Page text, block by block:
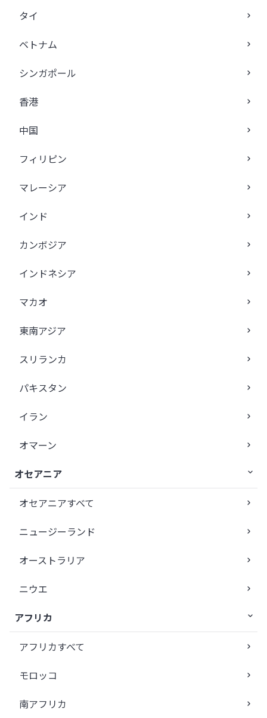
タイ
ベトナム
シンガポール
香港
中国
フィリピン
マレーシア
インド
カンボジア
インドネシア
マカオ
東南アジア
スリランカ
パキスタン
イラン
オマーン
オセアニア
オセアニアすべて
ニュージーランド
オーストラリア
ニウエ
アフリカ
アフリカすべて
モロッコ
南アフリカ